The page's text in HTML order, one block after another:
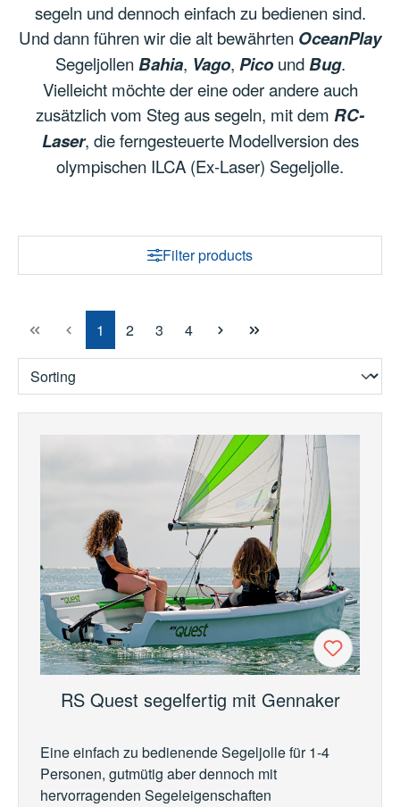
segeln und dennoch einfach zu bedienen sind.
Und dann führen wir die alt bewährten OceanPlay
SegeljollenBahia, Vago, PicoundBug.
Vielleicht möchte der eine oder andere auch
zusätzlich vom Steg aus segeln, mit dem RC-
Laser, die ferngesteuerte Modellversion des
olympischen ILCA (Ex-Laser) Segeljolle.
Filter products
Page
1 Page
2 Page
3 Page
4
RS Quest segelfertig mit Gennaker
Eine einfach zu bedienende Segeljolle für 1-4
Personen, gutmütig aber dennoch mit
hervorragenden Segeleigenschaften